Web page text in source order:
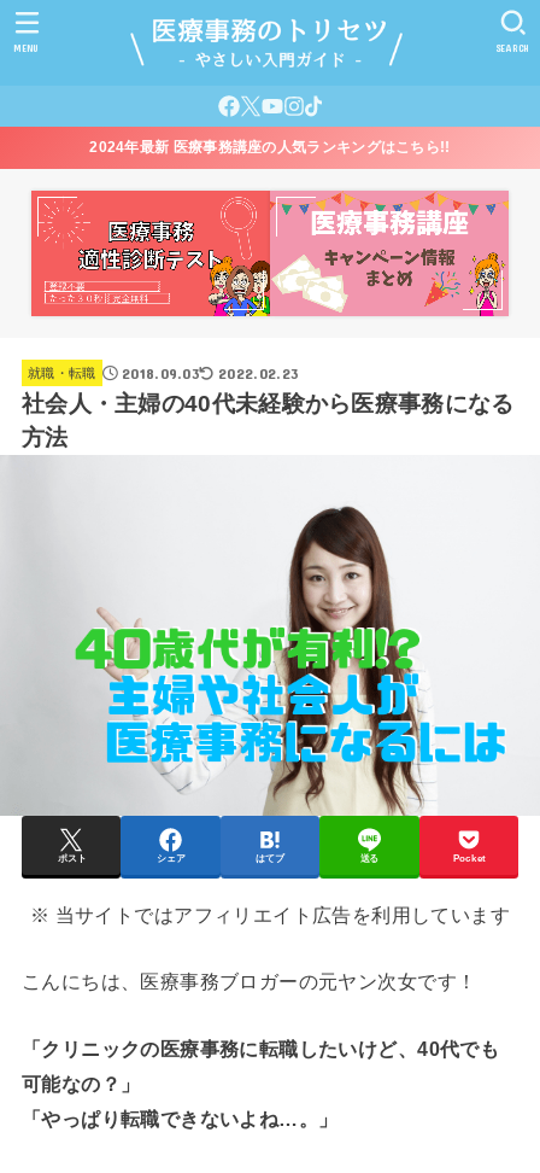
SEARCH
MENU
2024年最新 医療事務講座の人気ランキングはこちら!!
就職・転職 2018.09.03 2022.02.23
社会人・主婦の40代未経験から医療事務になる
方法
ポスト シェア はてブ 送る Pocket
※ 当サイトではアフィリエイト広告を利用しています
こんにちは、医療事務ブロガーの元ヤン次女です！
「クリニックの医療事務に転職したいけど、40代でも
可能なの？」
「やっぱり転職できないよね…。」